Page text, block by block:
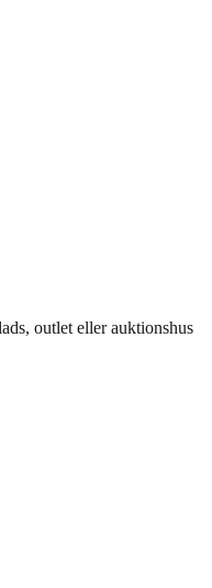
outlet eller auktionshus